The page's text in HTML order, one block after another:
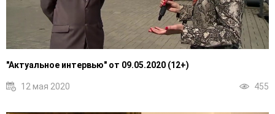
"Актуальное интервью" от 09.05.2020 (12+)
12 мая 2020 455